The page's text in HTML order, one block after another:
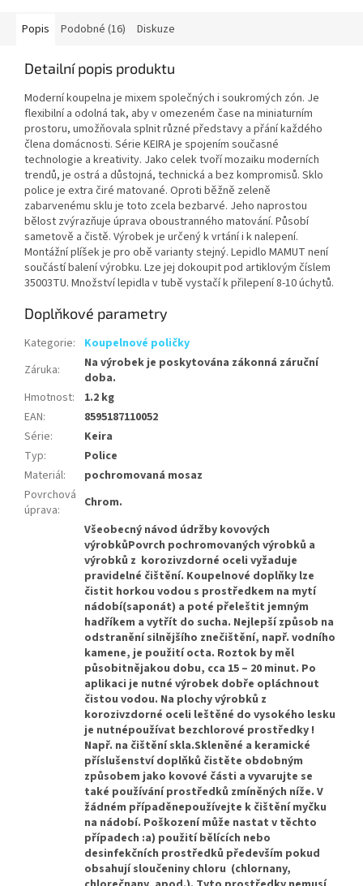
Popis Podobné (16) Diskuze
Detailní popis produktu
Moderní koupelna je mixem společných i soukromých zón. Je
flexibilní a odolná tak, aby v omezeném čase na miniaturním
prostoru, umožňovala splnit různé představy a přání každého
člena domácnosti. Série KEIRA je spojením současné
technologie a kreativity. Jako celek tvoří mozaiku moderních
trendů, je ostrá a důstojná, technická a bez kompromisů. Sklo
police je extra čiré matované. Oproti běžně zeleně
zabarvenému sklu je toto zcela bezbarvé. Jeho naprostou
bělost zvýrazňuje úprava oboustranného matování. Působí
sametově a čistě. Výrobek je určený k vrtání i k nalepení.
Montážní plíšek je pro obě varianty stejný. Lepidlo MAMUT není
součástí balení výrobku. Lze jej dokoupit pod artiklovým číslem
35003TU. Množství lepidla v tubě vystačí k přilepení 8-10 úchytů.
Doplňkové parametry
Kategorie:
Koupelnové poličky
Záruka:
Na výrobek je poskytována zákonná záruční
doba.
Hmotnost:
1.2 kg
EAN:
8595187110052
Série:
Keira
Typ:
Police
Materiál:
pochromovaná mosaz
Povrchová
úprava:
Chrom.
Všeobecný návod údržby kovových
výrobkůPovrch pochromovaných výrobků a
výrobků z korozivzdorné oceli vyžaduje
pravidelné čištění. Koupelnové doplňky lze
čistit horkou vodou s prostředkem na mytí
nádobí(saponát) a poté přeleštit jemným
hadříkem a vytřít do sucha. Nejlepší způsob na
odstranění silnějšího znečištění, např. vodního
kamene, je použití octa. Roztok by měl
působitnějakou dobu, cca 15 – 20 minut. Po
aplikaci je nutné výrobek dobře opláchnout
čistou vodou. Na plochy výrobků z
korozivzdorné oceli leštěné do vysokého lesku
je nutnépoužívat bezchlorové prostředky !
Např. na čištění skla.Skleněné a keramické
příslušenství doplňků čistěte obdobným
způsobem jako kovové části a vyvarujte se
také používání prostředků zmíněných níže. V
žádném případěnepoužívejte k čištění myčku
na nádobí. Poškození může nastat v těchto
případech :a) použití bělících nebo
desinfekčních prostředků především pokud
obsahují sloučeniny chloru (chlornany,